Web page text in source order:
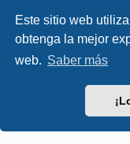
Este sitio web
obtenga la mejor
web. Saber más